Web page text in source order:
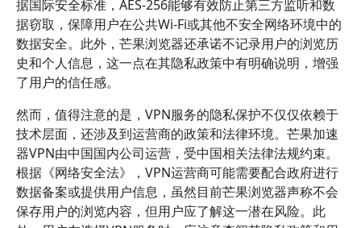
据国际安全标准，AES-256能够有效防止第三方监听和数
据窃取，保障用户在公共Wi-Fi或其他不安全网络环境中的
数据安全。此外，芒果浏览器还承诺不记录用户的浏览历
史和个人信息，这一点在其隐私政策中有明确说明，增强
了用户的信任感。
然而，值得注意的是，VPN服务的隐私保护不仅仅依赖于
技术层面，还涉及到运营商的政策和法律环境。芒果加速
器VPN由中国国内公司运营，受中国相关法律法规约束。
根据《网络安全法》，VPN运营商可能需要配合政府进行
数据备案或提供用户信息，虽然目前芒果浏览器声称不会
保存用户的浏览内容，但用户应了解这一潜在风险。此